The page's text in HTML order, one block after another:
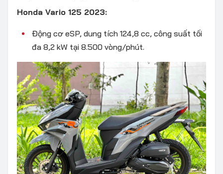
Honda Vario 125 2023:
Động cơ eSP, dung tích 124,8 cc, công suất tối
đa 8,2 kW tại 8.500 vòng/phút.